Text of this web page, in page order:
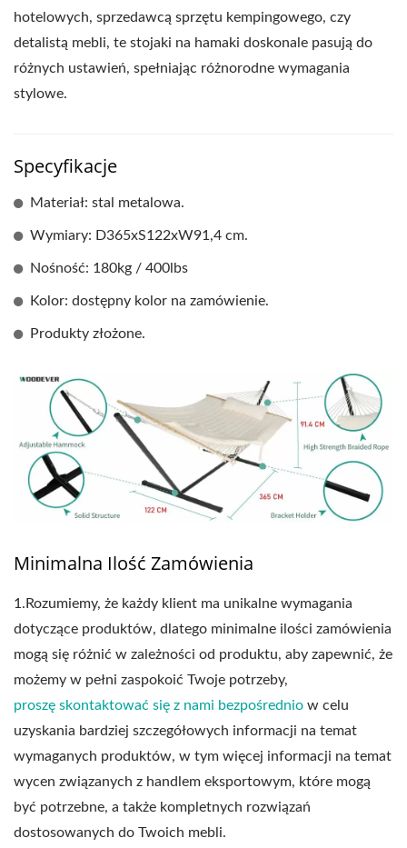
hotelowych, sprzedawcą sprzętu kempingowego, czy
detalistą mebli, te stojaki na hamaki doskonale pasują do
różnych ustawień, spełniając różnorodne wymagania
stylowe.
Specyfikacje
Materiał: stal metalowa.
Wymiary: D365xS122xW91,4 cm.
Nośność: 180kg / 400lbs
Kolor: dostępny kolor na zamówienie.
Produkty złożone.
Minimalna Ilość Zamówienia
1. Rozumiemy, że każdy klient ma unikalne wymagania
dotyczące produktów, dlatego minimalne ilości zamówienia
mogą się różnić w zależności od produktu, aby zapewnić, że
możemy w pełni zaspokoić Twoje potrzeby,
proszę skontaktować się z nami bezpośrednio w celu
uzyskania bardziej szczegółowych informacji na temat
wymaganych produktów, w tym więcej informacji na temat
wycen związanych z handlem eksportowym, które mogą
być potrzebne, a także kompletnych rozwiązań
dostosowanych do Twoich mebli.